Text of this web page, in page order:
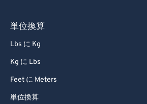
単位換算
Lbs に Kg
Kg に Lbs
Feet に Meters
単位換算